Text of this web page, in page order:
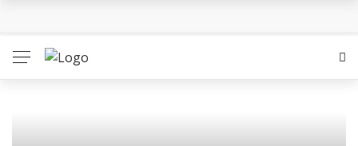
Bolla – O iubire interzisa din Pristina